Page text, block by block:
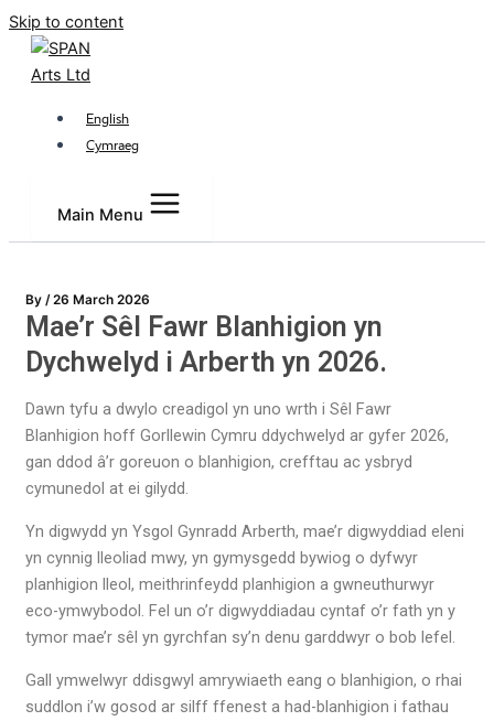
Skip to content
English
Cymraeg
Main Menu
By /26 March 2026
Mae’r Sêl Fawr Blanhigion yn
Dychwelyd i Arberth yn 2026.
Dawn tyfu a dwylo creadigol yn uno wrth i Sêl Fawr
Blanhigion hoff Gorllewin Cymru ddychwelyd ar gyfer 2026,
gan ddod â’r goreuon o blanhigion, crefftau ac ysbryd
cymunedol at ei gilydd.
Yn digwydd yn Ysgol Gynradd Arberth, mae’r digwyddiad eleni
yn cynnig lleoliad mwy, yn gymysgedd bywiog o dyfwyr
planhigion lleol, meithrinfeydd planhigion a gwneuthurwyr
eco-ymwybodol. Fel un o’r digwyddiadau cyntaf o’r fath yn y
tymor mae’r sêl yn gyrchfan sy’n denu garddwyr o bob lefel.
Gall ymwelwyr ddisgwyl amrywiaeth eang o blanhigion, o rhai
suddlon i’w gosod ar silff ffenest a had-blanhigion i fathau